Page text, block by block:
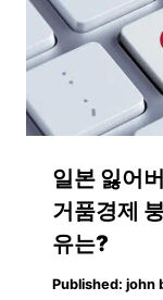
일본 잃어
거품경제
유는?
Published: john